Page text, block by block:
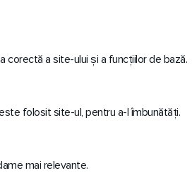
corectă a site-ului și a funcțiilor de bază.
folosit site-ul, pentru a-l îmbunătăți.
mai relevante.